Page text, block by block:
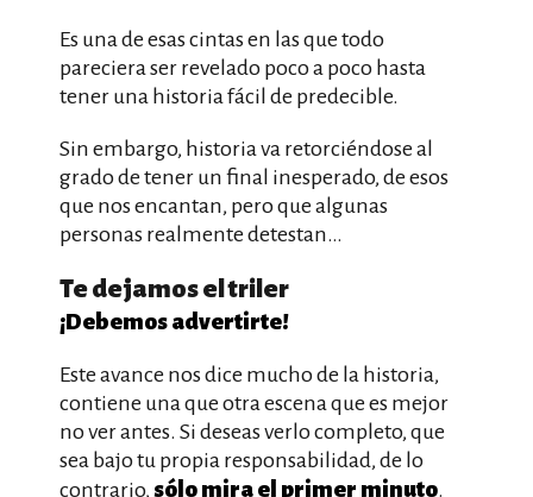
Es una de esas cintas en las que todo
pareciera ser revelado poco a poco hasta
tener una historia fácil de predecible.
Sin embargo, historia va retorciéndose al
grado de tener un final inesperado, de esos
que nos encantan, pero que algunas
personas realmente detestan…
Te dejamos el triler
¡Debemos advertirte!
Este avance nos dice mucho de la historia,
contiene una que otra escena que es mejor
no ver antes. Si deseas verlo completo, que
sea bajo tu propia responsabilidad, de lo
contrario, sólo mira el primer minuto.